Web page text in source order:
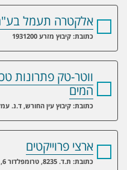
אלקטרה תעמל
כתובת: קיבוץ מזרע 1931200
ווטר-טק פתרונות
המים
כתובת: קיבוץ עין החורש, ד.נ. עמק
ארצי פרוייקטים
כתובת: ת.ד. 8235, טרומפלדור 6, יהוד 56307